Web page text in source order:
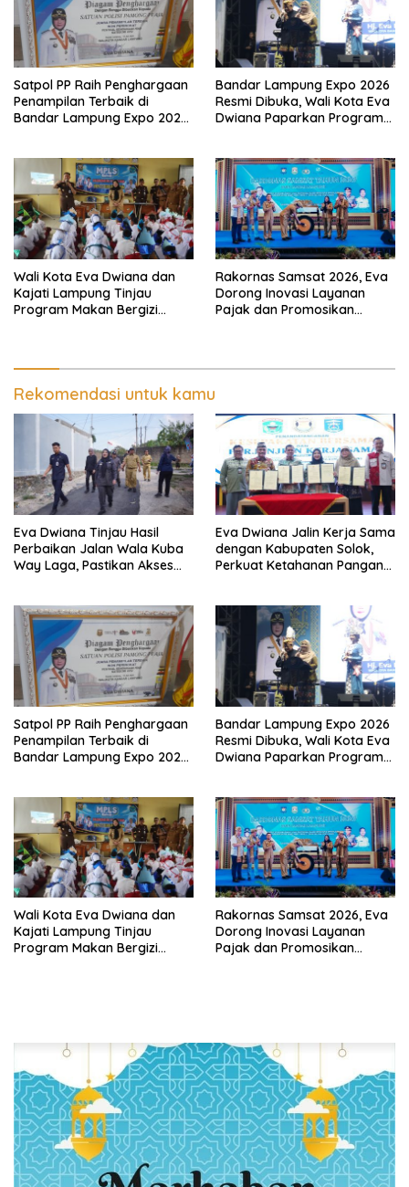
Satpol PP Raih Penghargaan
Penampilan Terbaik di
Bandar Lampung Expo 2026,
Masyarakat
Bandar Lampung Expo 2026
Resmi Dibuka, Wali Kota Eva
Dwiana Paparkan Program
Lampung
Wali Kota Eva Dwiana dan
Kajati Lampung Tinjau
Program Makan Bergizi
Rakornas Samsat 2026, Eva
Dorong Inovasi Layanan
Pajak dan Promosikan
Rekomendasi untuk kamu
Eva Dwiana Tinjau Hasil
Perbaikan Jalan Wala Kuba
Way Laga, Pastikan Akses
Eva Dwiana Jalin Kerja Sama
dengan Kabupaten Solok,
Perkuat Ketahanan Pangan
Satpol PP Raih Penghargaan
Penampilan Terbaik di
Bandar Lampung Expo 2026,
Masyarakat
Bandar Lampung Expo 2026
Resmi Dibuka, Wali Kota Eva
Dwiana Paparkan Program
Lampung
Wali Kota Eva Dwiana dan
Kajati Lampung Tinjau
Program Makan Bergizi
Rakornas Samsat 2026, Eva
Dorong Inovasi Layanan
Pajak dan Promosikan